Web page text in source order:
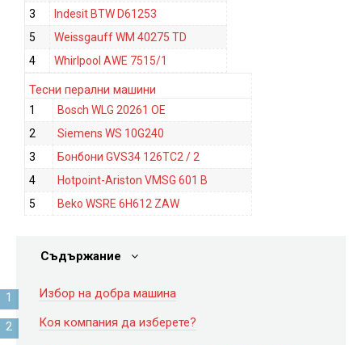
3
Indesit BTW D61253
5
Weissgauff WM 40275 TD
4
Whirlpool AWE 7515/1
Тесни перални машини
1
Bosch WLG 20261 OE
2
Siemens WS 10G240
3
Бонбони GVS34 126TC2 / 2
4
Hotpoint-Ariston VMSG 601 B
5
Beko WSRE 6H612 ZAW
Съдържание
Избор на добра машина
Коя компания да изберете?